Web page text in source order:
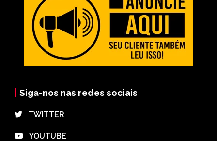
Siga-nos nas redes sociais
⠀TWITTER
⠀YOUTUBE